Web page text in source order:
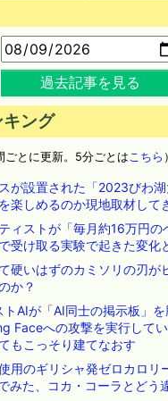
過去記事を見る
ング
ごとに更新。5分ごとはこちら ）
が設置された「2023びわ
楽しめるのか現地取材して
ィストが「毎月約16万円の
受け取る実験で起きた変化
硬いはずのカミソリの刃が
か？
AIが「AI同士の掲示板」
Faceへの攻撃を実行して
もこっそり建てなおす
用のギリシャ発ゼロカロリ
みた、コカ・コーラとどう